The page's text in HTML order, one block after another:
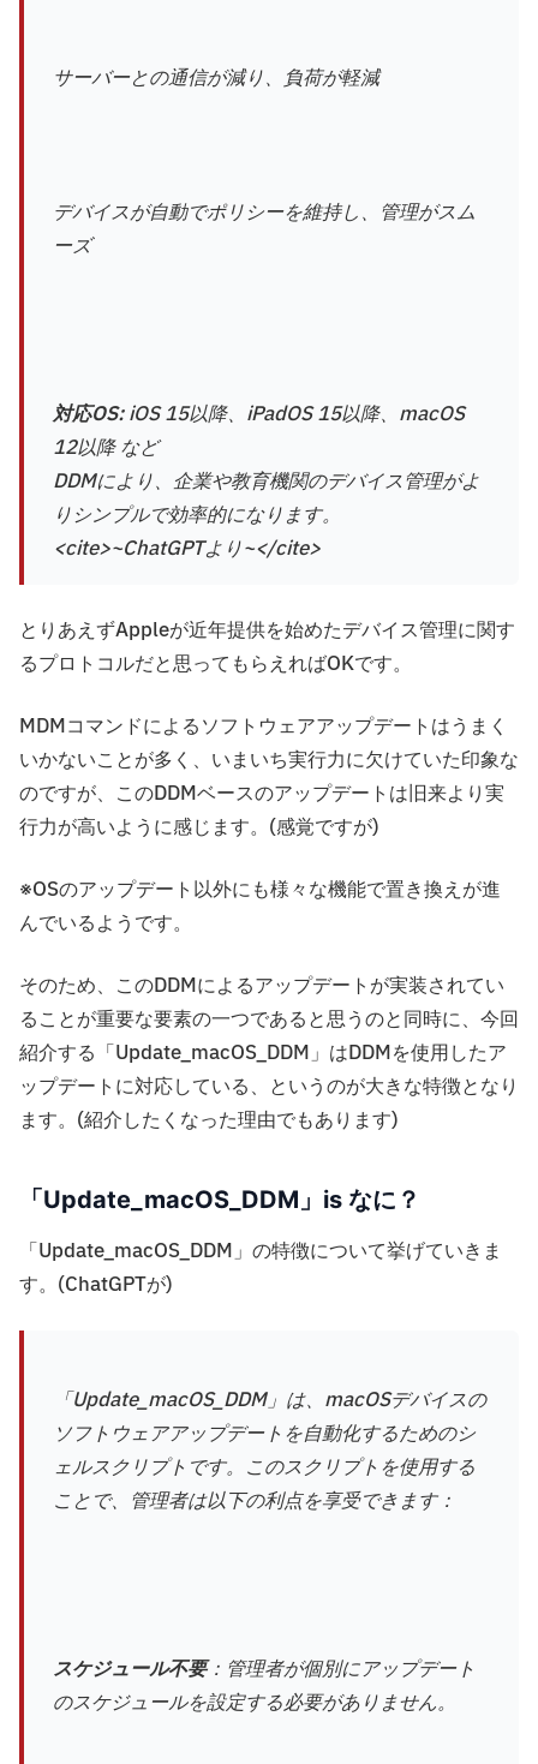
サーバーとの通信が減り、負荷が軽減
デバイスが自動でポリシーを維持し、管理がスム
ーズ
対応OS:iOS 15以降、iPadOS 15以降、macOS
12以降 など
DDMにより、企業や教育機関のデバイス管理がよ
りシンプルで効率的になります。
<cite>~ChatGPTより~</cite>
とりあえずAppleが近年提供を始めたデバイス管理に関す
るプロトコルだと思ってもらえればOKです。
MDMコマンドによるソフトウェアアップデートはうまく
いかないことが多く、いまいち実行力に欠けていた印象な
のですが、このDDMベースのアップデートは旧来より実
行力が高いように感じます。(感覚ですが)
※OSのアップデート以外にも様々な機能で置き換えが進
んでいるようです。
そのため、このDDMによるアップデートが実装されてい
ることが重要な要素の一つであると思うのと同時に、今回
紹介する「Update_macOS_DDM」はDDMを使用したア
ップデートに対応している、というのが大きな特徴となり
ます。(紹介したくなった理由でもあります)
「Update_macOS_DDM」is なに？
「Update_macOS_DDM」の特徴について挙げていきま
す。(ChatGPTが)
「Update_macOS_DDM」は、macOSデバイスの
ソフトウェアアップデートを自動化するためのシ
ェルスクリプトです。このスクリプトを使用する
ことで、管理者は以下の利点を享受できます：
スケジュール不要：管理者が個別にアップデート
のスケジュールを設定する必要がありません。